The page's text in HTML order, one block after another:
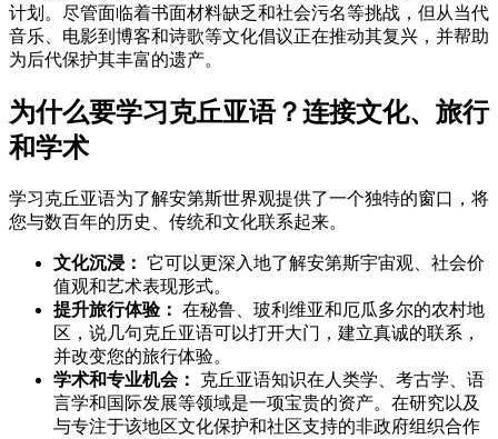
计划。尽管面临着书面材料缺乏和社会污名等挑战，但从当代
音乐、电影到博客和诗歌等文化倡议正在推动其复兴，并帮助
为后代保护其丰富的遗产。
为什么要学习克丘亚语？连接文化、旅行
和学术
学习克丘亚语为了解安第斯世界观提供了一个独特的窗口，将
您与数百年的历史、传统和文化联系起来。
文化沉浸： 它可以更深入地了解安第斯宇宙观、社会价
值观和艺术表现形式。
提升旅行体验： 在秘鲁、玻利维亚和厄瓜多尔的农村地
区，说几句克丘亚语可以打开大门，建立真诚的联系，
并改变您的旅行体验。
学术和专业机会：
克丘亚语知识在人类学、考古学、语
言学和国际发展等领域是一项宝贵的资产。在研究以及
与专注于该地区文化保护和社区支持的非政府组织合作